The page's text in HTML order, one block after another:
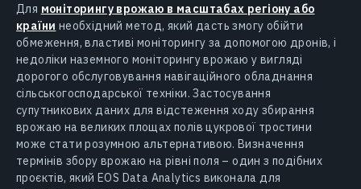
Для моніторингу врожаю в масштабах регіону або
країни необхідний метод, який дасть змогу обійти
обмеження, властиві моніторингу за допомогою дронів, і
недоліки наземного моніторингу врожаю у вигляді
дорогого обслуговування навігаційного обладнання
сільськогосподарської техніки. Застосування
супутникових даних для відстеження ходу збирання
врожаю на великих площах полів цукрової тростини
може стати розумною альтернативою. Визначення
термінів збору врожаю на рівні поля – один з подібних
проєктів, який EOS Data Analytics виконала для